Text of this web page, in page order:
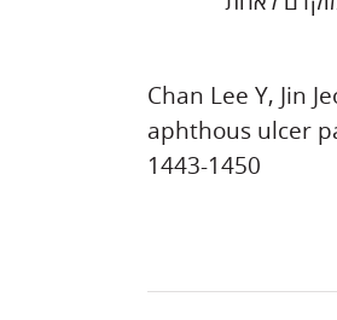
Chan Lee Y, Jin
aphthous ulcer
1443-1450